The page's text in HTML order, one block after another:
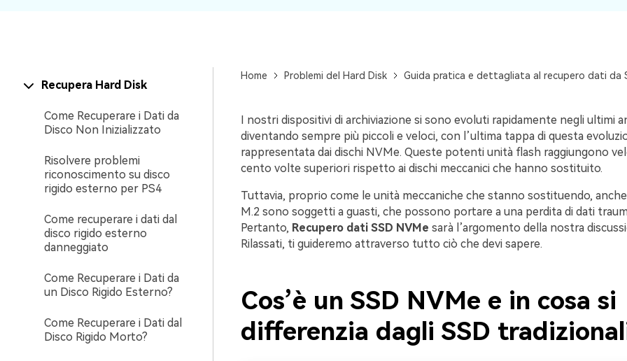
Recupera Hard Disk
Come Recuperare i Dati da
Disco Non Inizializzato
Risolvere problemi
riconoscimento su disco
rigido esterno per PS4
Come recuperare i dati dal
disco rigido esterno
danneggiato
Come Recuperare i Dati da
un Disco Rigido Esterno?
Come Recuperare i Dati dal
Disco Rigido Morto?
Home Problemi del Hard Disk Guida pratica e dettagliata al recupero dati da
I nostri dispositivi di archiviazione si sono evoluti rapidamente negli ultimi
diventando sempre più piccoli e veloci, con l’ultima tappa di questa
rappresentata dai dischi NVMe. Queste potenti unità flash raggiungono
cento volte superiori rispetto ai dischi meccanici che hanno sostituito.
Tuttavia, proprio come le unità meccaniche che stanno sostituendo,
M.2 sono soggetti a guasti, che possono portare a una perdita di dati
Pertanto, Recupero dati SSD NVMe sarà l’argomento della nostra
Rilassati, ti guideremo attraverso tutto ciò che devi sapere.
Cos’è un SSD NVMe e in cosa si
differenzia dagli SSD